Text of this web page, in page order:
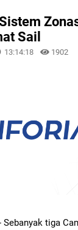
Sail
13:14:18 1902
tiga